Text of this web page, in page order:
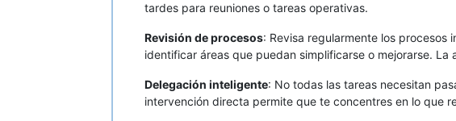
tardes para reuniones o tareas operativas.
Revisión de procesos: Revisa regularmente los procesos
identificar áreas que puedan simplificarse o mejorarse. La
Delegación inteligente: No todas las tareas necesitan
intervención directa permite que te concentres en lo que